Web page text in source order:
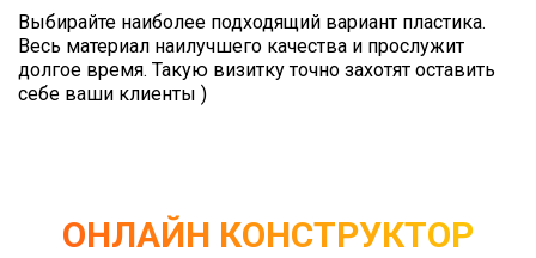
Выбирайте наиболее подходящий вариант пластика.
Весь материал наилучшего качества и прослужит
долгое время. Такую визитку точно захотят оставить
себе ваши клиенты )
ОНЛАЙН КОНСТРУКТОР